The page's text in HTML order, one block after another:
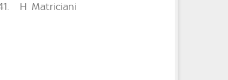
H Matriciani